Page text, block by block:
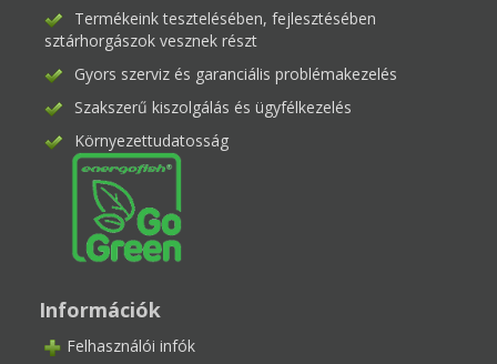
Termékeink tesztelésében, fejlesztésében
sztárhorgászok vesznek részt
Gyors szerviz és garanciális problémakezelés
Szakszerű kiszolgálás és ügyfélkezelés
Környezettudatosság
Információk
Felhasználói infók